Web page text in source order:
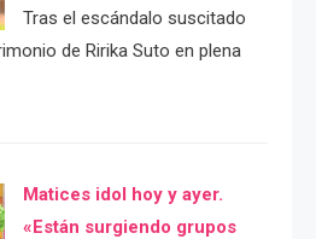
Tras el escándalo suscitado
de Ririka Suto en plena
Matices idol hoy y ayer.
«Están surgiendo grupos